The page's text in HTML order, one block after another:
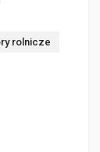
rolnicze